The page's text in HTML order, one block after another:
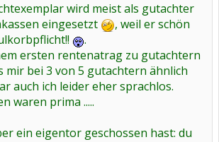
wird meist als gutachter
eingesetzt
, weil er schön
.
ersten rentenatrag zu gutachtern
mir bei 3 von 5 gutachtern ähnlich
auch ich leider eher sprachlos.
waren prima .....
ein eigentor geschossen hast: du